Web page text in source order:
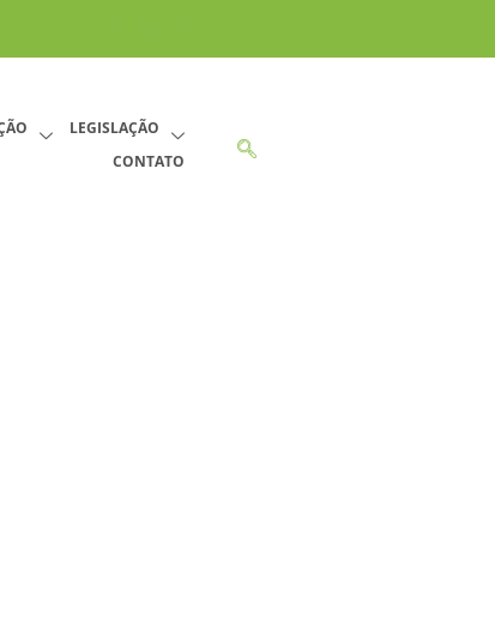
LEGISLAÇÃO
CONTATO